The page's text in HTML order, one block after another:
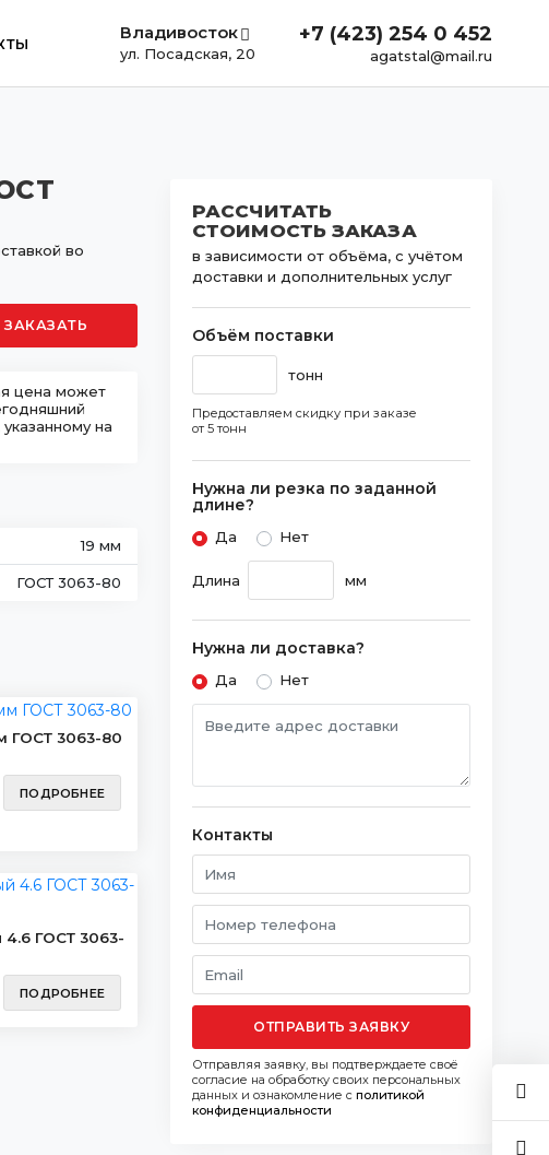
+7 (423) 254 0 452
agatstal@mail.ru
Владивосток
ул. Посадская, 20
во
ЗАКАЗАТЬ
цена может
на
19 мм
ГОСТ 3063-80
ГОСТ 3063-80
ПОДРОБНЕЕ
4.6 ГОСТ 3063-
ПОДРОБНЕЕ
РАССЧИТАТЬ
СТОИМОСТЬ ЗАКАЗА
в зависимости от объёма, с учётом
доставки и дополнительных услуг
Объём поставки
тонн
Предоставляем скидку при заказе
от 5 тонн
Нужна ли резка по заданной
длине?
Да Нет
Длина мм
Нужна ли доставка?
Да Нет
Контакты
ОТПРАВИТЬ ЗАЯВКУ
Отправляя заявку, вы подтверждаете своё
согласие на обработку своих персональных
данных и ознакомление с политикой
конфиденциальности